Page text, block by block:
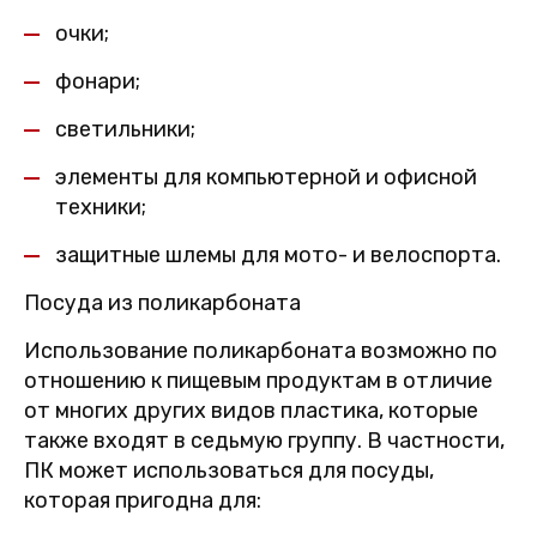
очки;
фонари;
светильники;
элементы для компьютерной и офисной
техники;
защитные шлемы для мото- и велоспорта.
Посуда из поликарбоната
Использование поликарбоната возможно по
отношению к пищевым продуктам в отличие
от многих других видов пластика, которые
также входят в седьмую группу. В частности,
ПК может использоваться для посуды,
которая пригодна для: